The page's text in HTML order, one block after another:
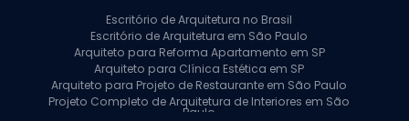
Escritório de Arquitetura no Brasil
Escritório de Arquitetura em São Paulo
Arquiteto para Reforma Apartamento em SP
Arquiteto para Clínica Estética em SP
Arquiteto para Projeto de Restaurante em São Paulo
Projeto Completo de Arquitetura de Interiores em São
Paulo